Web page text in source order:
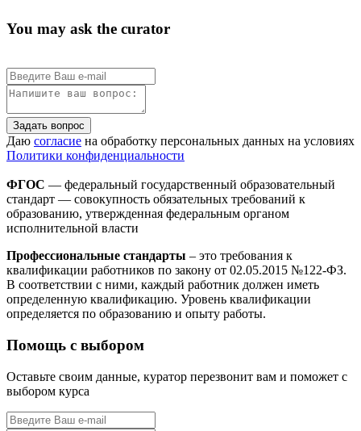
You may ask the curator
Задать вопрос
Даю согласие на обработку персональных данных на условиях
Политики конфиденциальности
ФГОС — федеральный государственный образовательный
стандарт — совокупность обязательных требований к
образованию, утвержденная федеральным органом
исполнительной власти
Профессиональные стандарты – это требования к
квалификации работников по закону от 02.05.2015 №122-ФЗ.
В соответствии с ними, каждый работник должен иметь
определенную квалификацию. Уровень квалификации
определяется по образованию и опыту работы.
Помощь с выбором
Оставьте своим данные, куратор перезвонит вам и поможет с
выбором курса